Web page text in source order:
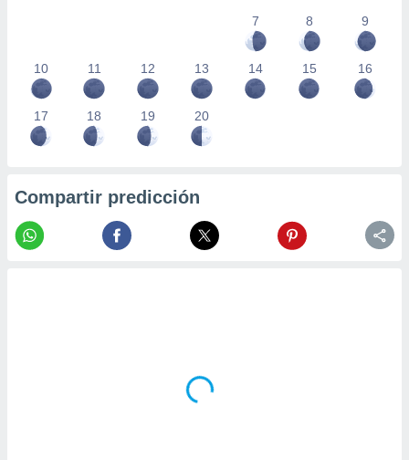
7
8 9
10 11 12 13 14 15 16
17 18 19 20
Compartir predicción